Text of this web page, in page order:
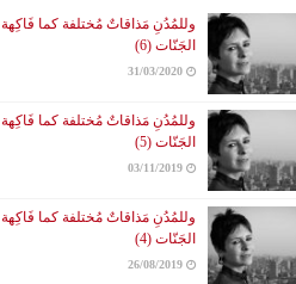
وللمُدُنِ مَذاقاتٌ مُختلفة كما فَاكِهة
الجَنّات (6)
31/03/2020
وللمُدُنِ مَذاقاتٌ مُختلفة كما فَاكِهة
الجَنّات (5)
03/11/2019
وللمُدُنِ مَذاقاتٌ مُختلفة كما فَاكِهة
الجَنّات (4)
26/08/2019